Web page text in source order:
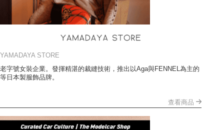
YAMADAYA STORE
老字號女裝企業。發揮精湛的裁縫技術，推出以Aga與FENNEL為主的
等日本製服飾品牌。
查看商品